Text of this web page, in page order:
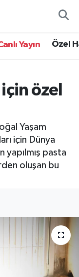
Yayın Özel
özel
Yaşam
için Dünya
yapılmış pasta
oluşan bu